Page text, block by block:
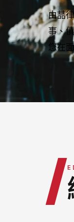
由喆
事、
您在
/